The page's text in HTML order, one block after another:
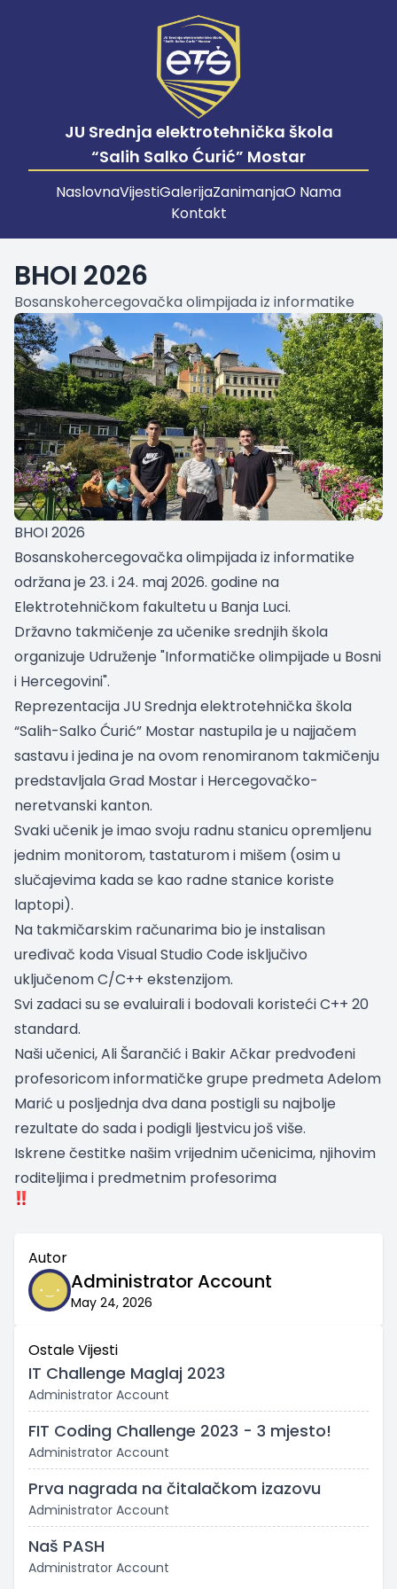
JU Srednja elektrotehnička škola
“Salih Salko Ćurić” Mostar
NaslovnaVijestiGalerijaZanimanjaO Nama
Kontakt
BHOI 2026
Bosanskohercegovačka olimpijada iz informatike
BHOI 2026
Bosanskohercegovačka olimpijada iz informatike
održana je 23. i 24. maj 2026. godine na
Elektrotehničkom fakultetu u Banja Luci.
Državno takmičenje za učenike srednjih škola
organizuje Udruženje "Informatičke olimpijade u Bosni
i Hercegovini".
ReprezentacijaJU Srednja elektrotehnička škola
“Salih-Salko Ćurić” Mostar nastupila je u najjačem
sastavu i jedina je na ovom renomiranom takmičenju
predstavljala Grad Mostar i Hercegovačko-
neretvanski kanton.
Svaki učenik je imao svoju radnu stanicu opremljenu
jednim monitorom, tastaturom i mišem (osim u
slučajevima kada se kao radne stanice koriste
laptopi).
Na takmičarskim računarima bio je instalisan
uređivač koda Visual Studio Code isključivo
uključenom C/C++ ekstenzijom.
Svi zadaci su se evaluirali i bodovali koristeći C++ 20
standard.
Naši učenici, Ali Šarančić i Bakir Ačkar predvođeni
profesoricom informatičke grupe predmeta Adelom
Marić u posljednja dva dana postigli su najbolje
rezultate do sada i podigli ljestvicu još više.
Iskrene čestitke našim vrijednim učenicima, njihovim
roditeljima i predmetnim profesorima
Autor
Administrator Account
May 24, 2026
Ostale Vijesti
IT Challenge Maglaj 2023
Administrator Account
FIT Coding Challenge 2023 - 3 mjesto!
Administrator Account
Prva nagrada na čitalačkom izazovu
Administrator Account
Naš PASH
Administrator Account